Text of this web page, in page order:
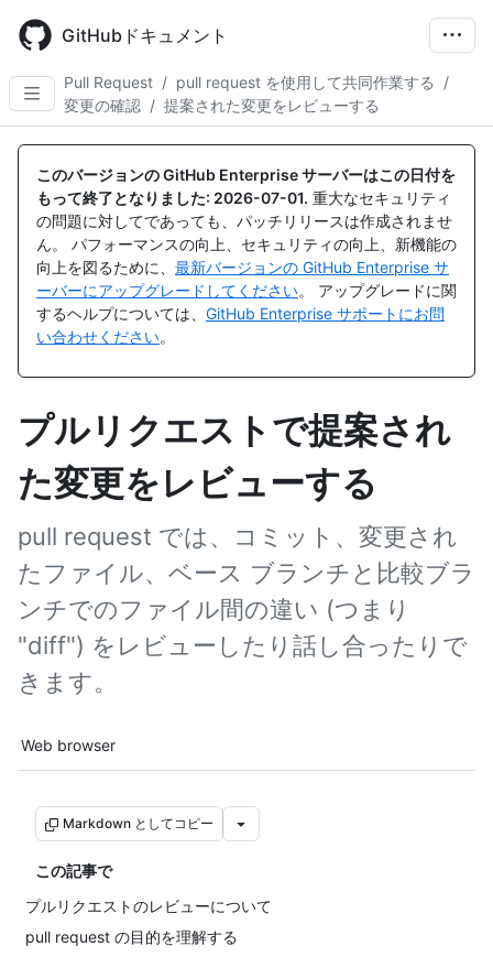
main
content
GitHubドキュメント
Pull Request / pull request を使用して共同作業する
/
変更の確認 / 提案された変更をレビューする
このバージョンの GitHub Enterprise サーバーはこの日付を
もって終了となりました: 2026-07-01. 重大なセキュリティ
の問題に対してであっても、パッチリリースは作成されませ
ん。 パフォーマンスの向上、セキュリティの向上、新機能の
向上を図るために、 最新バージョンの GitHub Enterprise サ
ーバーにアップグレードしてください。 アップグレードに関
するヘルプについては、 GitHub Enterprise サポートにお問
い合わせください。
プルリクエストで提案され
た変更をレビューする
pull request では、コミット、変更され
たファイル、ベース ブランチと比較ブラ
ンチでのファイル間の違い (つまり
"diff") をレビューしたり話し合ったりで
きます。
Tool navigation
Web browser
Markdown としてコピー
この記事で
プルリクエストのレビューについて
pull request の目的を理解する